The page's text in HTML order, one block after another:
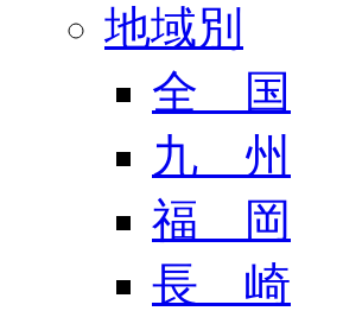
地域別
全 国
九 州
福 岡
長 崎